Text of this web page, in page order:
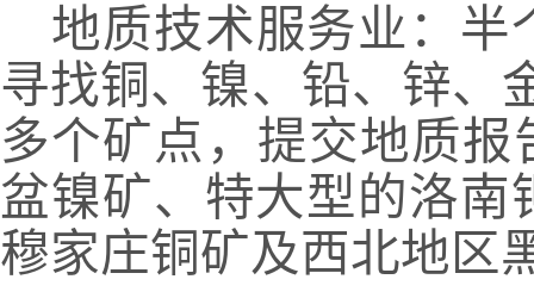
地质技术服务业： 半
寻找铜、镍、铅、锌、
多个矿点，提交地质
盆镍矿、特大型的洛
穆家庄铜矿及西北地区